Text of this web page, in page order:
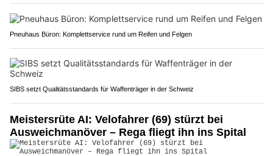
Pneuhaus Büron: Komplettservice rund um Reifen und Felgen
SIBS setzt Qualitätsstandards für Waffenträger in der Schweiz
Meistersrüte AI: Velofahrer (69) stürzt bei
Ausweichmanöver – Rega fliegt ihn ins Spital